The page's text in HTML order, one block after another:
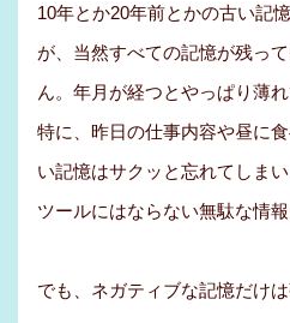
10年とか20年前とかの古い記
が、当然すべての記憶が残っ
ん。年月が経つとやっぱり薄
特に、昨日の仕事内容や昼に
い記憶はサクッと忘れてしま
ツールにはならない無駄な情
でも、ネガティブな記憶だけは